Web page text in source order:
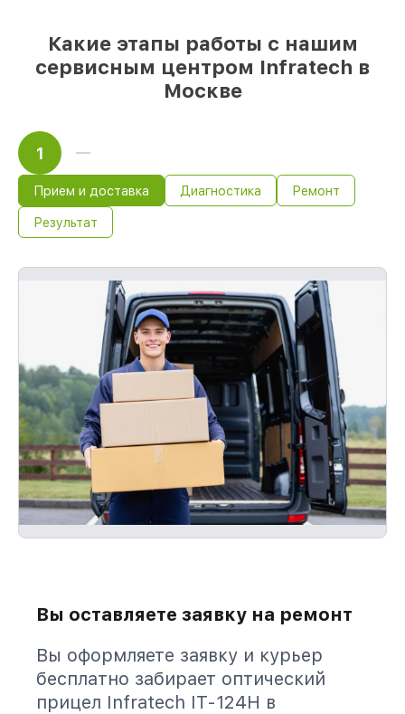
Какие этапы работы с нашим
сервисным центром Infratech в
Москве
1
Прием и доставка Диагностика Ремонт
Результат
Вы оставляете заявку на ремонт
Вы оформляете заявку и курьер
бесплатно забирает оптический
прицел Infratech IT-124Н в